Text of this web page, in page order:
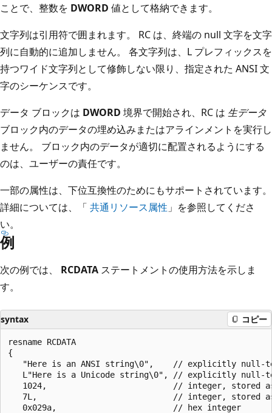
ことで、整数を DWORD 値として格納できます。
文字列は引用符で囲まれます。 RC は、終端の null 文字を文字
列に自動的に追加しません。 各文字列は、L プレフィックスを
持つワイド文字列として修飾しない限り、指定された ANSI 文
字のシーケンスです。
データ ブロックは DWORD 境界で開始され、RC は 生データ
ブロック内のデータの埋め込みまたはアラインメントを実行し
ません。 ブロック内のデータが適切に配置されるようにする
のは、ユーザーの責任です。
一部の属性は、下位互換性のためにもサポートされています。
詳細については、「 共通リソース属性 」を参照してくださ
い。
例
次の例では、 RCDATA ステートメントの使用方法を示しま
す。
syntax コピー
resname RCDATA
{
"Here is an ANSI string\0",    // explicitly null-
L"Here is a Unicode string\0", // explicitly null-
1024,                          // integer, stored
7L,                            // integer, stored
   0x029a,                        // hex integer